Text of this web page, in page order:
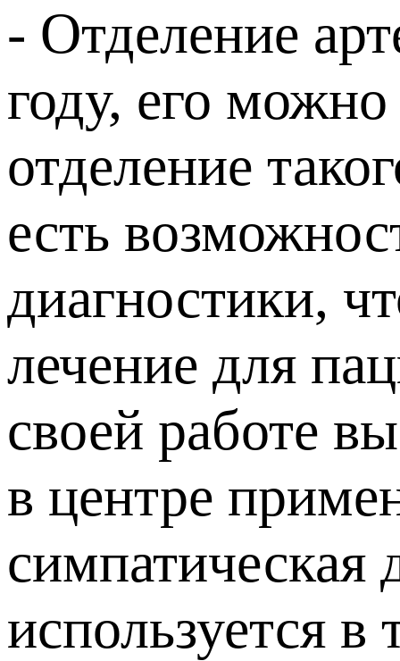
- Отделение
году, его
отделение
есть
диагностики,
лечение для
своей работе
в центре
симпатическая
используется в